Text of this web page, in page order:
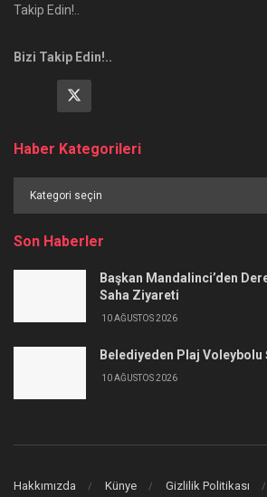
Takip Edin!..
Bizi Takip Edin!..
Haber Kategorileri
Kategorileri
Son Haberler
Başkan Mandalinci’den
Saha Ziyareti
10 AĞUSTOS 2026
Belediyeden Plaj Voleybolu
10 AĞUSTOS 2026
Hakkımızda Künye Gizlilik Politikası